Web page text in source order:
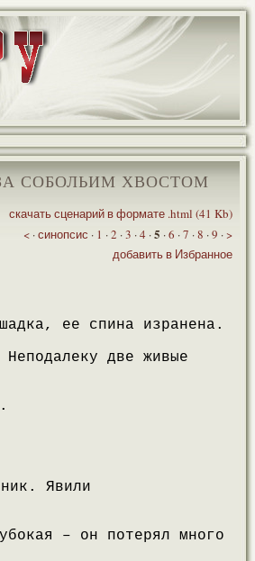
СОБОЛЬИМ ХВОСТОМ
скачать сценарий в формате .html (41 Kb)
< ·синопсис · 1 ·2 ·3 ·4 ·5 ·6 ·7 ·8 ·9 ·>
добавить в Избранное
ее спина изранена.
две живые
Явили
– он потерял много